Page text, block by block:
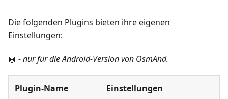
Die folgenden Plugins bieten ihre eigenen
Einstellungen:
🤖 - nur für die Android-Version von OsmAnd.
Plugin-Name Einstellungen